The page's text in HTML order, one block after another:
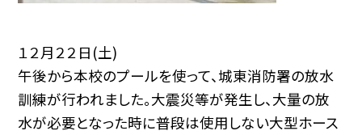
１２月２２日(土)
午後から本校のプールを使って、城東消防署の放水
訓練が行われました。大震災等が発生し、大量の放
水が必要となった時に普段は使用しない大型ホース